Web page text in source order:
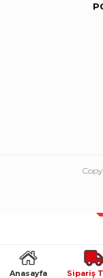
Anasayfa Sipariş